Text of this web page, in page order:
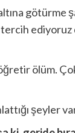
götürme
ediyoruz
ölüm.
şeyler